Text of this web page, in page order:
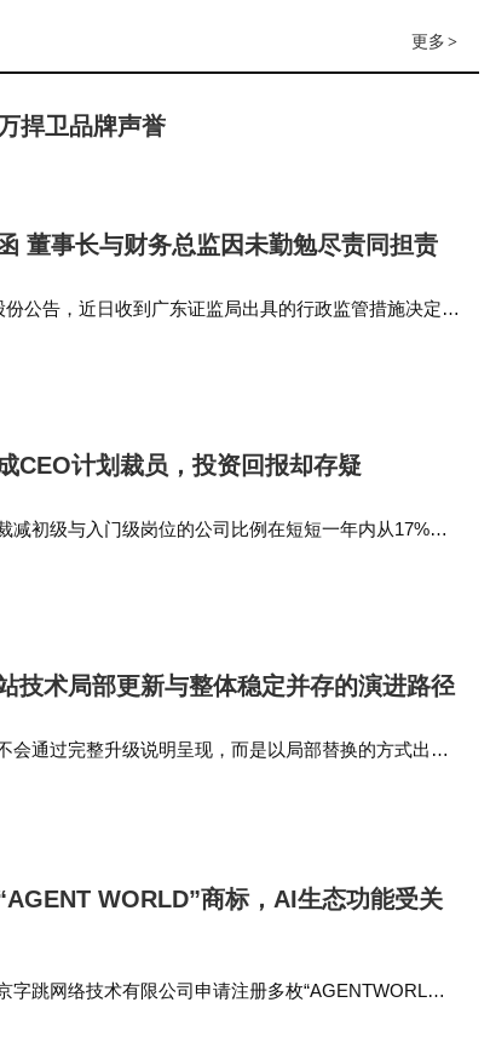
投、中国银河等个股涨幅居前。中信证券最
当前证券板块PB估值处于近十年10%分位数
关注具备国际一流投行建设能力的前十大券
航证券表示，监管明确鼓励行业整合，并购
竞争力。
整固格局，波动可能进一步放大，建议注重成
加速轮动与短期获利兑现共同放大了行情波
变，后续可继续围绕主线挖掘结构性投资机
更多 >
捍卫品牌声誉
董事长与财务总监因未勤勉尽责同担责
份公告，近日收到广东证监局出具的行政监管措施决定
： 2…
CEO计划裁员，投资回报却存疑
减初级与入门级岗位的公司比例在短短一年内从17%激
…
技术局部更新与整体稳定并存的演进路径
会通过完整升级说明呈现，而是以局部替换的方式出现
调整在系…
WORLD”商标，AI生态功能受关
字跳网络技术有限公司申请注册多枚“AGENTWORL